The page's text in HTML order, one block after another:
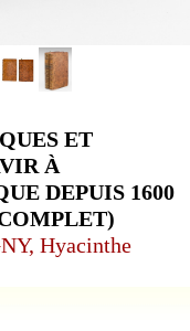
ET
À
DEPUIS 1600
Hyacinthe